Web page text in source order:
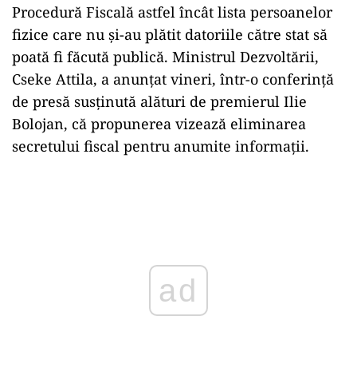
Procedură Fiscală astfel încât lista persoanelor
fizice care nu și-au plătit datoriile către stat să
poată fi făcută publică. Ministrul Dezvoltării,
Cseke Attila, a anunțat vineri, într-o conferință
de presă susținută alături de premierul Ilie
Bolojan, că propunerea vizează eliminarea
secretului fiscal pentru anumite informații.